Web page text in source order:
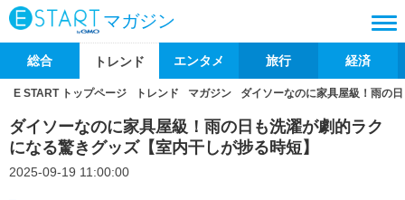
マガジン
総合 トレンド エンタメ 旅行 経済
E START トップページ トレンド マガジン ダイソーなのに家具屋級！雨の
ダイソーなのに家具屋級！雨の日も洗濯が劇的ラク
になる驚きグッズ【室内干しが捗る時短】
2025-09-19 11:00:00